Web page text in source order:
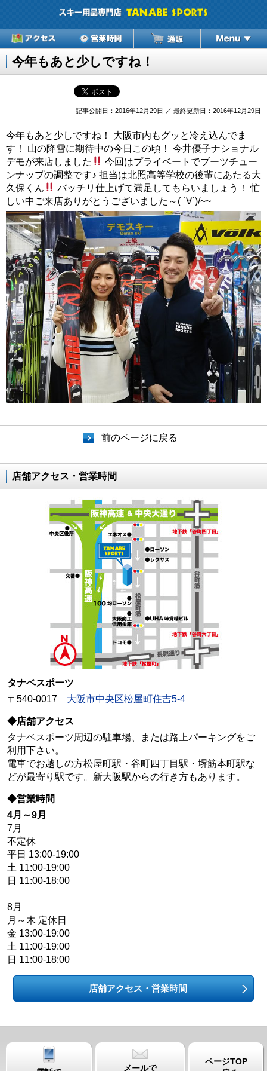
今年もあと少しですね！
記事公開日：2016年12月29日 ／ 最終更新日：2016年12月29日
今年もあと少しですね！ 大阪市内もグッと冷え込んでま
す！ 山の降雪に期待中の今日この頃！ 今井優子ナショナル
デモが来店しました
今回はプライベートでブーツチュー
ンナップの調整です♪ 担当は北照高等学校の後輩にあたる大
久保くん
バッチリ仕上げて満足してもらいましょう！ 忙
しい中ご来店ありがとうございました～( ´∀`)/~~
前のページに戻る
店舗アクセス・営業時間
タナベスポーツ
〒540-0017 大阪市中央区松屋町住吉5-4
◆店舗アクセス
タナベスポーツ周辺の駐車場、または路上パーキングをご
利用下さい。
電車でお越しの方松屋町駅・谷町四丁目駅・堺筋本町駅な
どが最寄り駅です。新大阪駅からの行き方もあります。
◆営業時間
4月～9月
7月
不定休
平日 13:00-19:00
土 11:00-19:00
日 11:00-18:00
8月
月～木 定休日
金 13:00-19:00
土 11:00-19:00
日 11:00-18:00
店舗アクセス・営業時間
メールで
ページTOP